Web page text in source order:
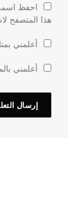
احفظ
هذا المتصفح
أعلمني
أعلمني